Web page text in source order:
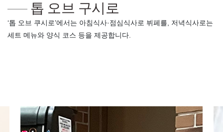
톱 오브 구시로
‘톱 오브 쿠시로’에서는 아침식사·점심식사로 뷔페를, 저녁식사로는
세트 메뉴와 양식 코스 등을 제공합니다.